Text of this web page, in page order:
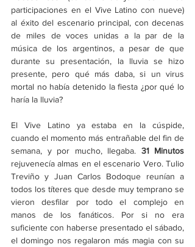
participaciones en el Vive Latino con nueve)
al éxito del escenario principal, con decenas
de miles de voces unidas a la par de la
música de los argentinos, a pesar de que
durante su presentación, la lluvia se hizo
presente, pero qué más daba, si un virus
mortal no había detenido la fiesta ¿por qué lo
haría la lluvia?
El Vive Latino ya estaba en la cúspide,
cuando el momento más entrañable del fin de
semana, y por mucho, llegaba.
rejuvenecía almas en el escenario Vero. Tulio
Treviño y Juan Carlos Bodoque reunían a
todos los títeres que desde muy temprano se
vieron desfilar por todo el complejo en
manos de los fanáticos. Por si no era
suficiente con haberse presentado el sábado,
el domingo nos regalaron más magia con su